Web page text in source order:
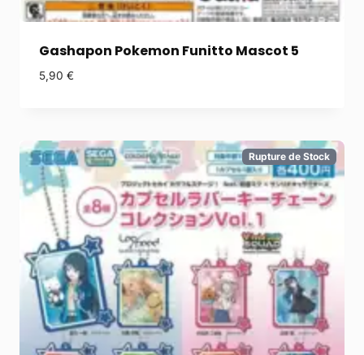
Gashapon Pokemon Funitto Mascot 5
5,90 €
Rupture de Stock